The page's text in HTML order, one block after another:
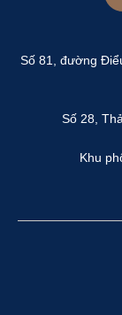
Số 81, đường
Số 28,
Khu